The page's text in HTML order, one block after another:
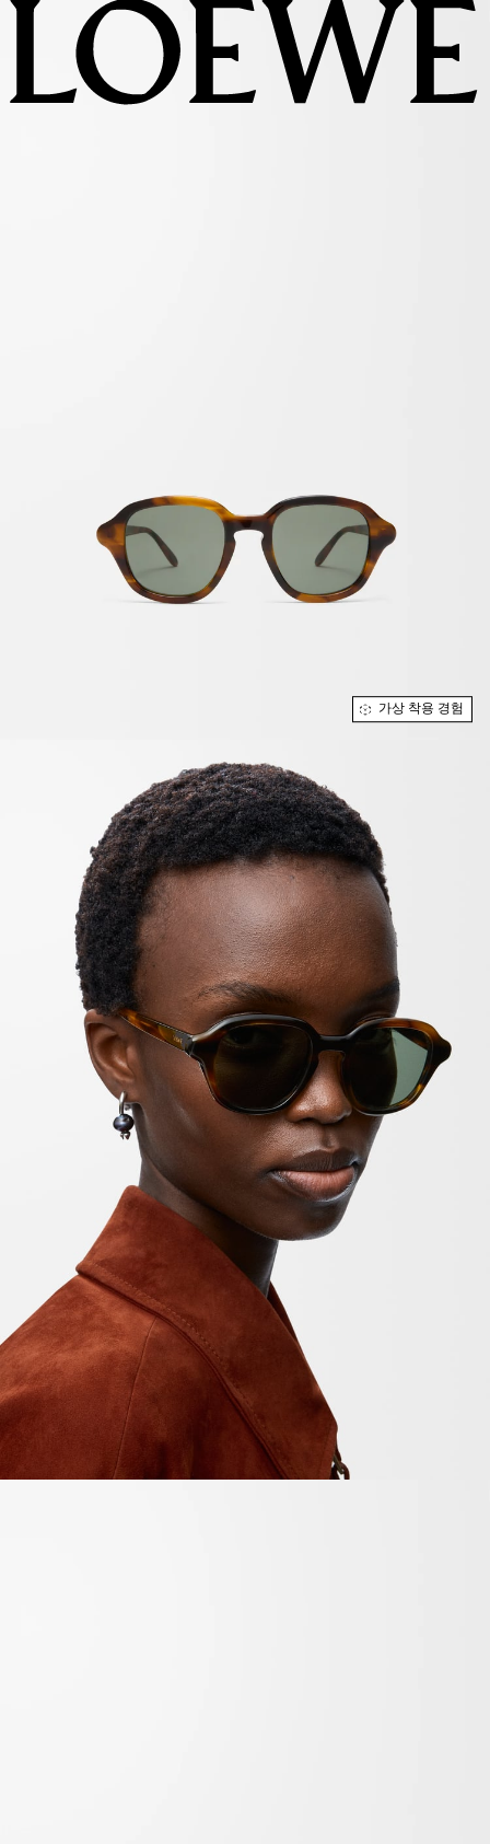
가상 착용 경험